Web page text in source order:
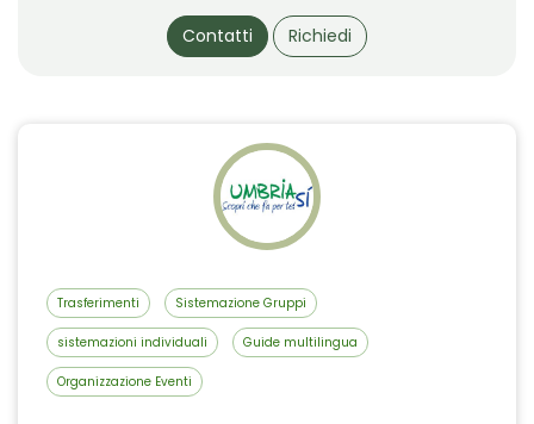
Contatti Richiedi
Trasferimenti Sistemazione Gruppi
sistemazioni individuali Guide multilingua
Organizzazione Eventi